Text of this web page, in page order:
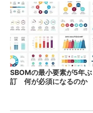
SBOMの最小要素が5年
訂 何が必須になるのか